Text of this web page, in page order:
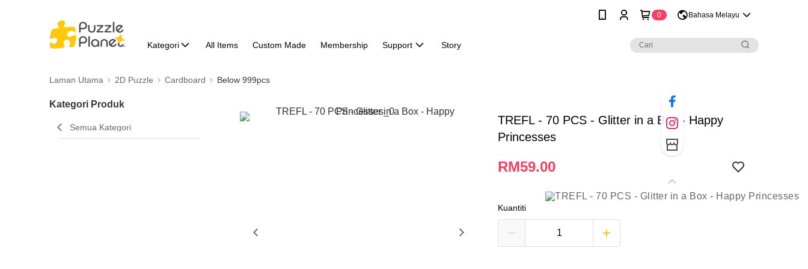
0 Bahasa Melayu
Kategori All Items Custom Made Membership Support Story
Laman Utama 2D Puzzle Cardboard Below 999pcs
Kategori Produk
Semua Kategori
TREFL - 70 PCS - Glitter in a Box - Happy
Princesses
RM59.00
Kuantiti